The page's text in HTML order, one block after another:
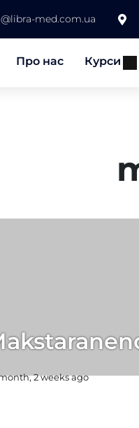
med.com.ua
Про нас Курси
2 weeks ago